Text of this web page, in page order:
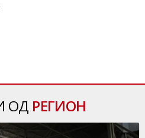
ОД РЕГИОН